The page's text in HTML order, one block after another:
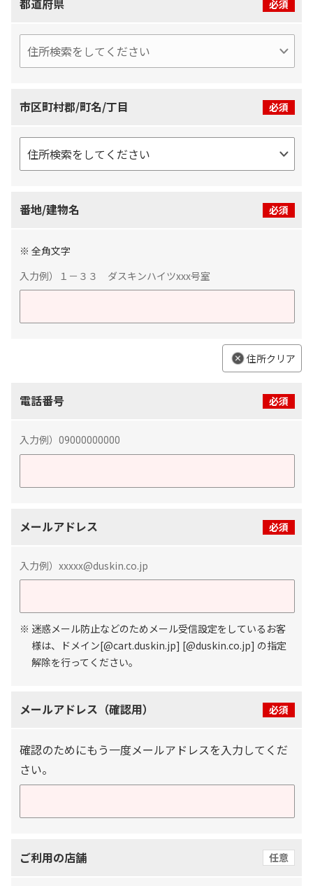
都道府県 必須
市区町村郡/町名/丁目 必須
番地/建物名 必須
※ 全角文字
入力例）１－３３ ダスキンハイツxxx号室
住所クリア
電話番号 必須
入力例） 09000000000
メールアドレス 必須
入力例）xxxxx@duskin.co.jp
※ 迷惑メール防止などのためメール受信設定をしているお客
様は、ドメイン[@cart.duskin.jp] [@duskin.co.jp] の指定
解除を行ってください。
メールアドレス（確認用） 必須
確認のためにもう一度メールアドレスを入力してくだ
さい。
ご利用の店舗 任意